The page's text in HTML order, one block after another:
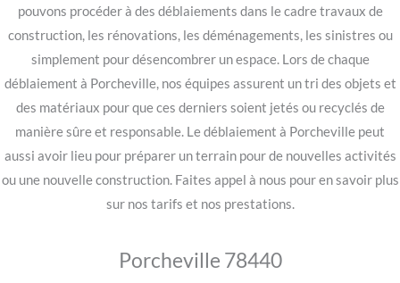
pouvons procéder à des déblaiements dans le cadre travaux de
construction, les rénovations, les déménagements, les sinistres ou
simplement pour désencombrer un espace. Lors de chaque
déblaiement à Porcheville, nos équipes assurent un tri des objets et
des matériaux pour que ces derniers soient jetés ou recyclés de
manière sûre et responsable. Le déblaiement à Porcheville peut
aussi avoir lieu pour préparer un terrain pour de nouvelles activités
ou une nouvelle construction. Faites appel à nous pour en savoir plus
sur nos tarifs et nos prestations.
Porcheville 78440